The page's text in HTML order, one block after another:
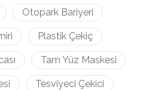
Otopark Bariyeri
Plastik Çekiç
Tam Yüz Maskesi
Tesviyeci Çekici